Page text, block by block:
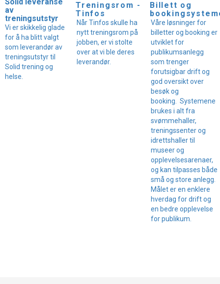
av
treningsutstyr
Vi er skikkelig glade
for å ha blitt valgt
som leverandør av
treningsutstyr til
Solid trening og
helse.
Treningsrom -
Tinfos
Når Tinfos skulle ha
nytt treningsrom på
jobben, er vi stolte
over at vi ble deres
leverandør.
Billett og
Våre løsninger for
billetter og booking er
utviklet for
publikumsanlegg
som trenger
forutsigbar drift og
god oversikt over
besøk og
booking. Systemene
brukes i alt fra
svømmehaller,
treningssenter og
idrettshaller til
museer og
opplevelsesarenaer,
og kan tilpasses både
små og store anlegg.
Målet er en enklere
hverdag for drift og
en bedre opplevelse
for publikum.